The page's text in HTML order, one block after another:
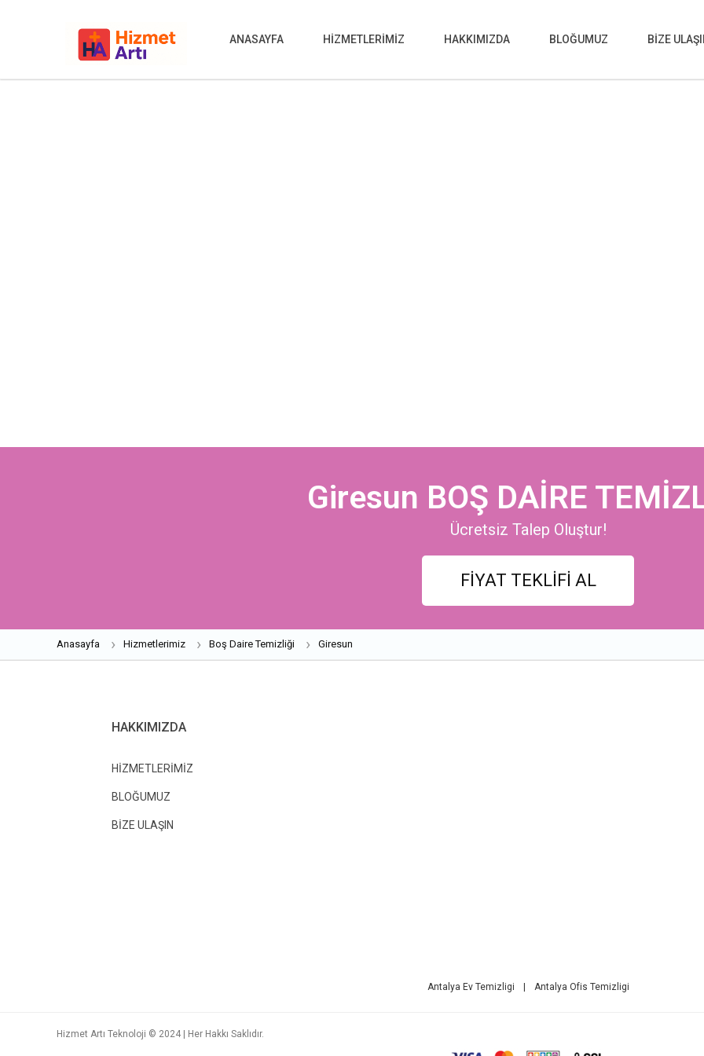
ANASAYFA HİZMETLERİMİZ HAKKIMIZDA BLOĞUMUZ BİZE
Giresun BOŞ DAİRE
Ücretsiz Talep Oluştur!
FİYAT TEKLİFİ AL
Anasayfa Hizmetlerimiz Boş Daire Temizliği Giresun
HAKKIMIZDA
HİZMETLERİMİZ
BLOĞUMUZ
BİZE ULAŞIN
Antalya Ev Temizligi Antalya Ofis Temizligi
Hizmet Artı Teknoloji © 2024 | Her Hakkı Saklıdır.